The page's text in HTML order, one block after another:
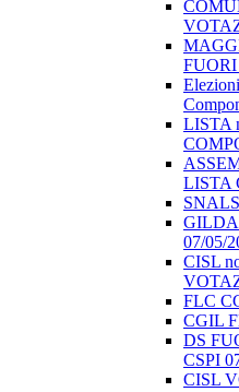
LISTA
LISTA
07/05/
CISL
FLC
CGIL
DS
CSPI
CISL